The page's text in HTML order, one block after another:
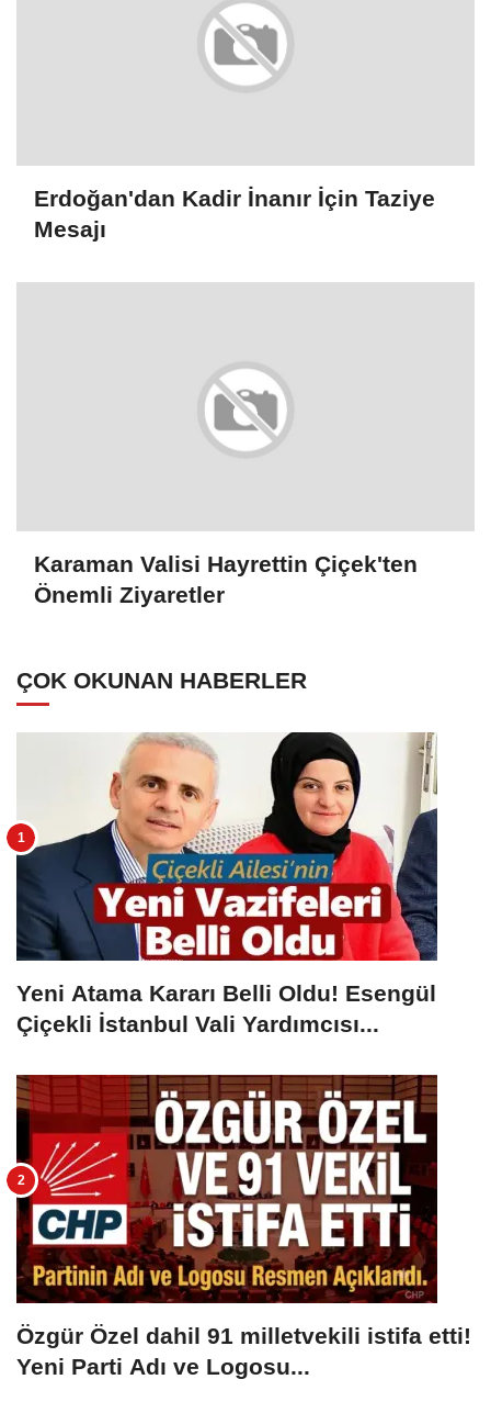
Erdoğan'dan Kadir İnanır İçin Taziye
Mesajı
Karaman Valisi Hayrettin Çiçek'ten
Önemli Ziyaretler
ÇOK OKUNAN HABERLER
Yeni Atama Kararı Belli Oldu! Esengül
Çiçekli İstanbul Vali Yardımcısı...
Özgür Özel dahil 91 milletvekili istifa etti!
Yeni Parti Adı ve Logosu...